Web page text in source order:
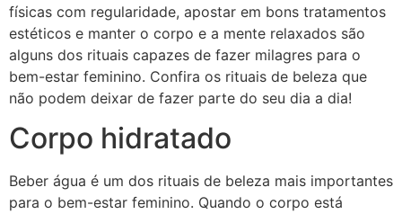
físicas com regularidade, apostar em bons tratamentos
estéticos e manter o corpo e a mente relaxados são
alguns dos rituais capazes de fazer milagres para o
bem-estar feminino. Confira os rituais de beleza que
não podem deixar de fazer parte do seu dia a dia!
Corpo hidratado
Beber água é um dos rituais de beleza mais importantes
para o bem-estar feminino. Quando o corpo está